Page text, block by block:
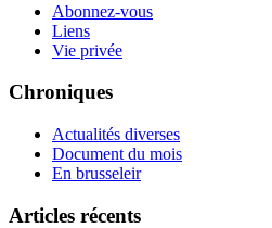
Abonnez-vous
Liens
Vie privée
Chroniques
Actualités diverses
Document du mois
En brusseleir
Articles récents